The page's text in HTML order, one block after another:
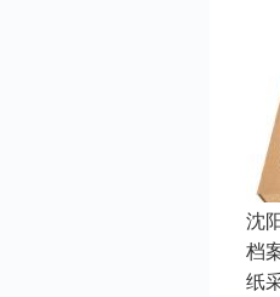
沈
档
纸